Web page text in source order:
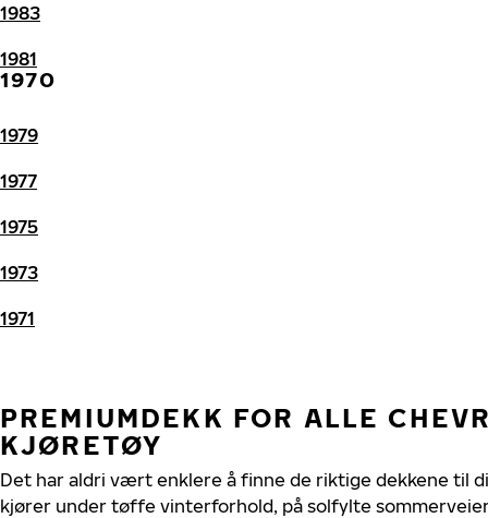
1983
1981
1970
1979
1977
1975
1973
1971
PREMIUMDEKK FOR ALLE
KJØRETØY
Det har aldri vært enklere å finne de riktige dekkene til
kjører under tøffe vinterforhold, på solfylte